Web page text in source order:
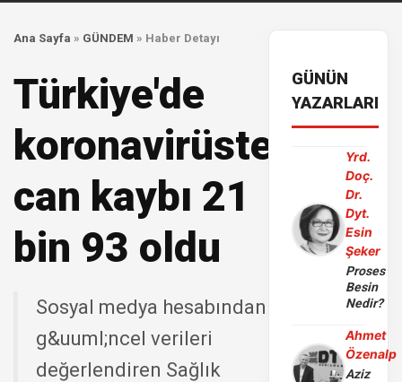
Ana Sayfa » GÜNDEM » Haber Detayı
Türkiye'de
koronavirüsten
can kaybı 21
bin 93 oldu
Sosyal medya hesabından
g&uuml;ncel verileri
değerlendiren Sağlık
GÜNÜN
YAZARLARI
Yrd.
Doç.
Dr.
Dyt.
Esin
Şeker
Proses
Besin
Nedir?
Ahmet
Özenalp
Aziz